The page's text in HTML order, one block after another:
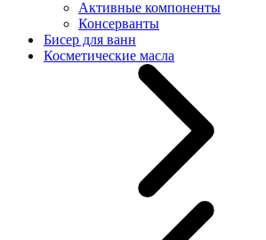
Активные компоненты
Консерванты
Бисер для ванн
Косметические масла